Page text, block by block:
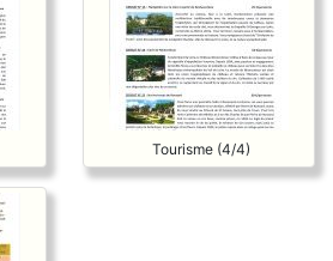
Tourisme (4/4)